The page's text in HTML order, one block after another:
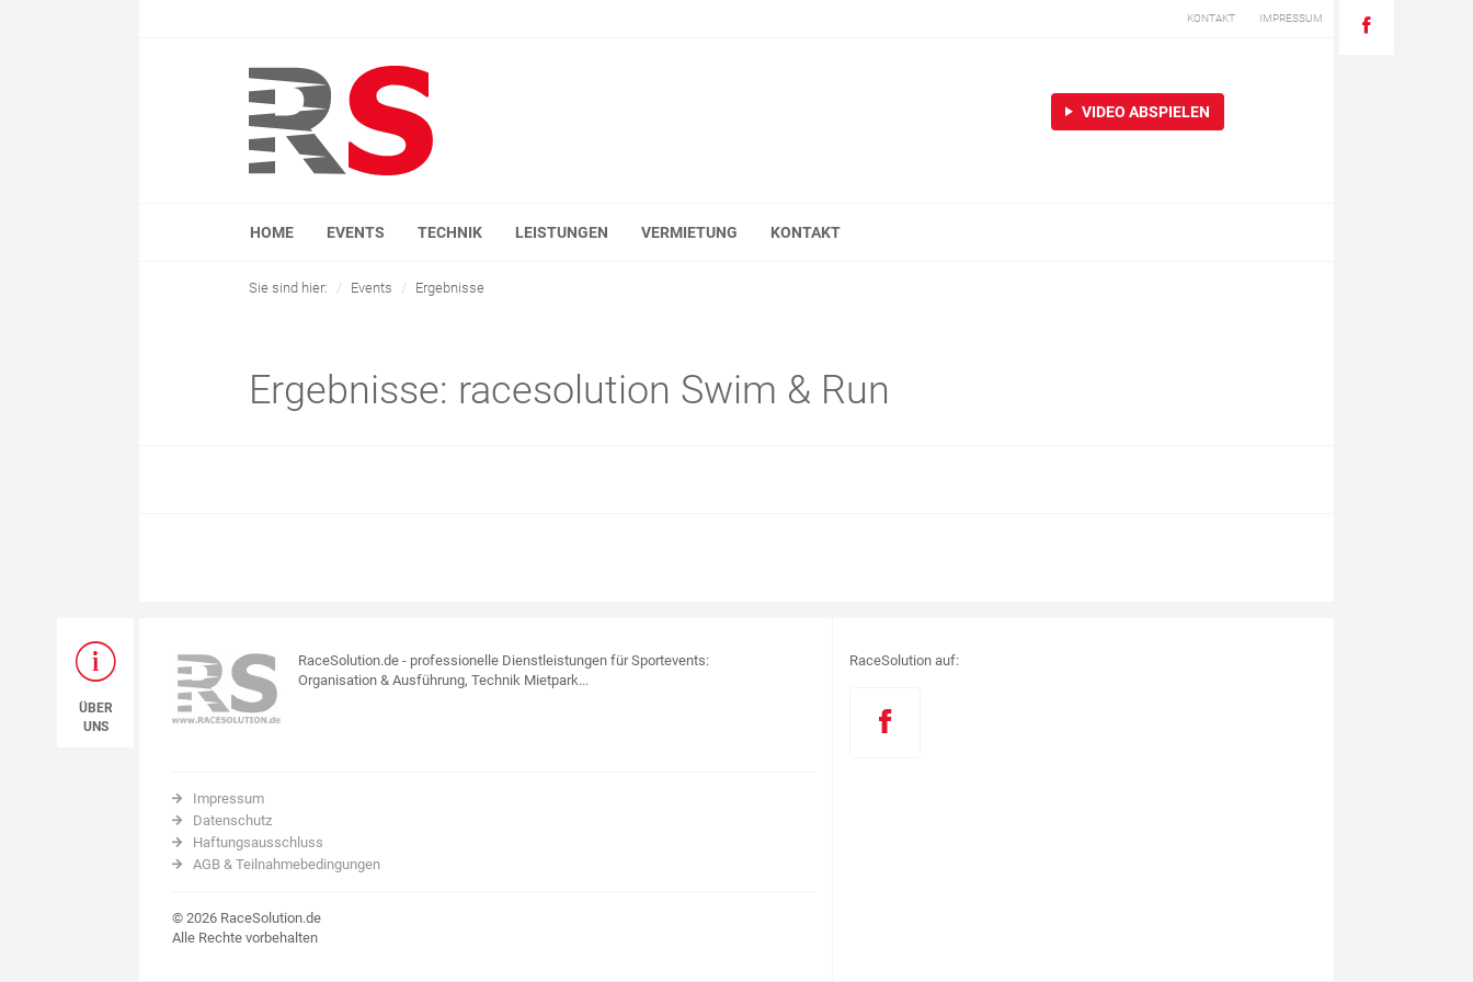
KONTAKT IMPRESSUM
VIDEO ABSPIELEN
HOME EVENTS TECHNIK LEISTUNGEN VERMIETUNG KONTAKT
Sie sind hier: Events Ergebnisse
Ergebnisse: racesolution Swim & Run
ÜBER
UNS
RaceSolution.de - professionelle Dienstleistungen für Sportevents:
Organisation & Ausführung, Technik Mietpark...
Impressum
Datenschutz
Haftungsausschluss
AGB & Teilnahmebedingungen
© 2026 RaceSolution.de
Alle Rechte vorbehalten
RaceSolution auf: